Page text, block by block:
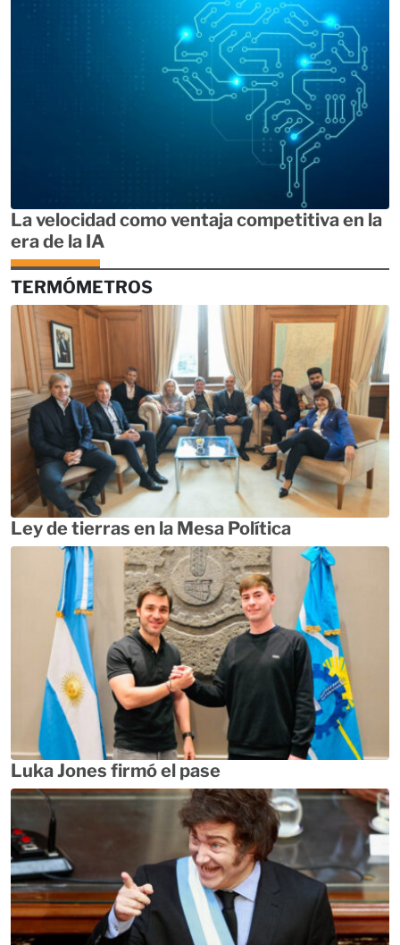
La velocidad como ventaja competitiva en la
era de la IA
TERMÓMETROS
Ley de tierras en la Mesa Política
Luka Jones firmó el pase